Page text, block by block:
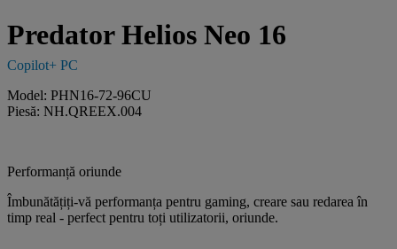
Predator Helios Neo 16
Copilot+ PC
Model: PHN16-72-96CU
Piesă: NH.QREEX.004
Performanță oriunde
Îmbunătățiți-vă performanța pentru gaming, creare sau redarea în
timp real - perfect pentru toți utilizatorii, oriunde.